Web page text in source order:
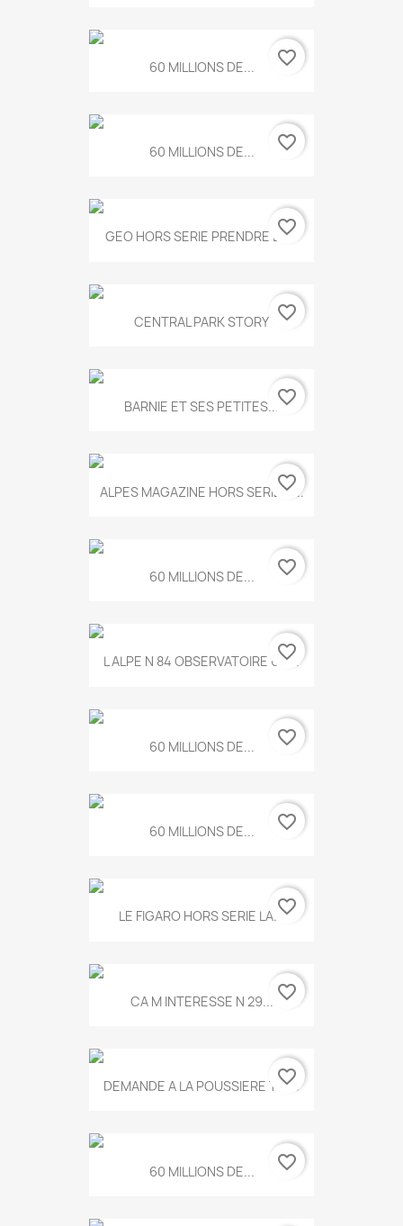
60 MILLIONS DE... favorite_border
60 MILLIONS DE... favorite_border
GEO HORS SERIE PRENDRE LE...
favorite_border
CENTRAL PARK STORY favorite_border
BARNIE ET SES PETITES...favorite_border
ALPES MAGAZINE HORS SERIE N...
favorite_border
60 MILLIONS DE... favorite_border
L ALPE N 84 OBSERVATOIRE UN...
favorite_border
60 MILLIONS DE... favorite_border
60 MILLIONS DE... favorite_border
LE FIGARO HORS SERIE LA...favorite_border
CA M INTERESSE N 29... favorite_border
DEMANDE A LA POUSSIERE T.778
favorite_border
60 MILLIONS DE... favorite_border